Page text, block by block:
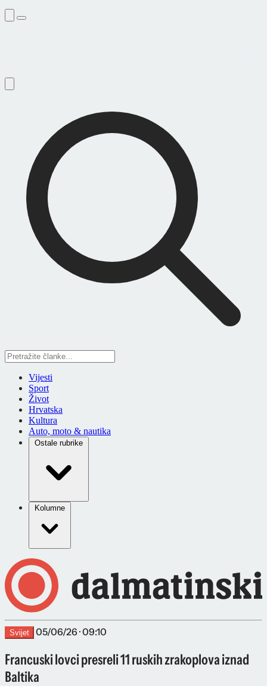
Vijesti
Sport
Život
Hrvatska
Kultura
Auto, moto & nautika
Ostale rubrike
Kolumne
Svijet 05/06/26 · 09:10
Francuski lovci presreli 11 ruskih zrakoplova iznad
Baltika